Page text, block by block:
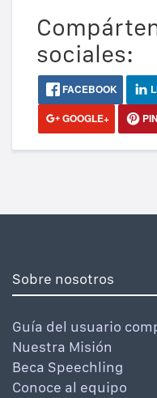
sociales:
FACEBOOK
GOOGLE+
Sobre nosotros
Guía del usuario
Nuestra Misión
Beca Speechling
Conoce al equipo